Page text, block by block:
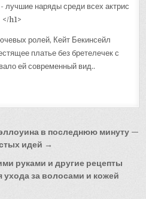
ролей, Кейт Бекинсейл
платье без бретелечек с
ей современный вид..
в последнюю минуту —
идей →
руками и другие рецепты
ухода за волосами и кожей